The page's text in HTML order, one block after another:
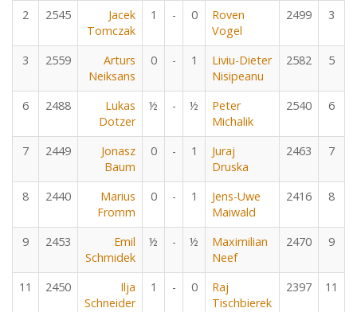
2 2545
Jacek
Tomczak
1 - 0
Roven
Vogel
2499 3
3 2559
Arturs
Neiksans
0 - 1
Liviu-Dieter
Nisipeanu
2582 5
6 2488
Lukas
Dotzer
½ - ½
Peter
Michalik
2540 6
7 2449
Jonasz
Baum
0 - 1
Juraj
Druska
2463 7
8 2440
Marius
Fromm
0 - 1
Jens-Uwe
Maiwald
2416 8
9 2453
Emil
Schmidek
½ - ½
Maximilian
Neef
2470 9
11 2450
Ilja
Schneider
1 - 0
Raj
Tischbierek
2397 11